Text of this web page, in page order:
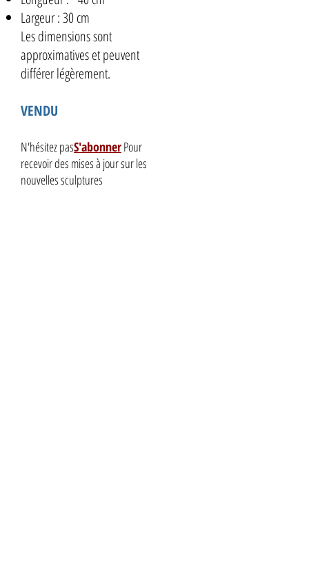
Largeur : 30 cm
Les dimensions sont
approximatives et peuvent
différer légèrement.
VENDU
N'hésitez pasS'abonnerPour
recevoir des mises à jour sur les
nouvelles sculptures